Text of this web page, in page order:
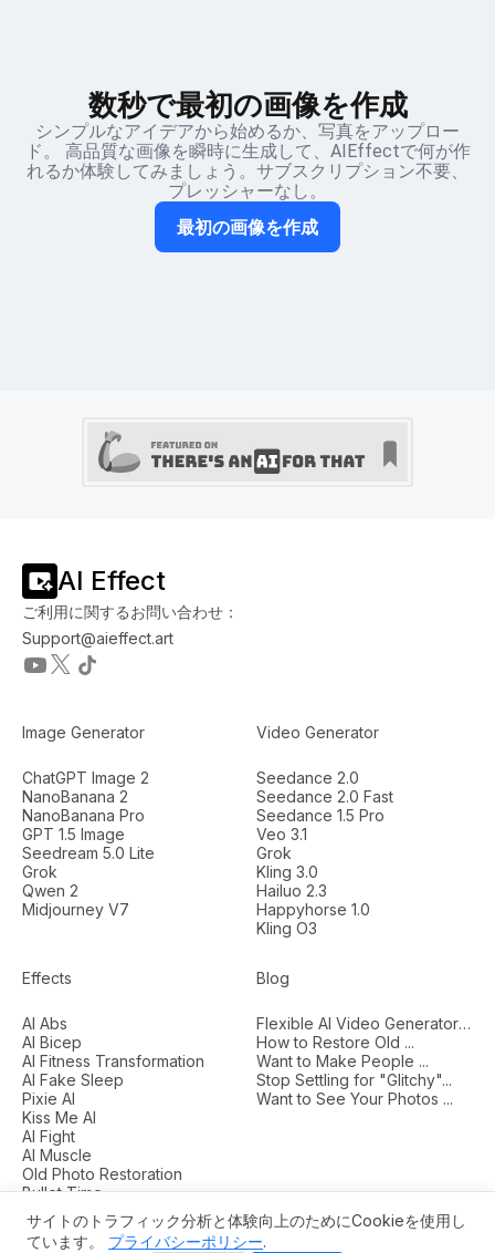
数秒で最初の画像を作成
シンプルなアイデアから始めるか、写真をアップロー
ド。 高品質な画像を瞬時に生成して、AIEffectで何が作
れるか体験してみましょう。サブスクリプション不要、
プレッシャーなし。
最初の画像を作成
AI Effect
ご利用に関するお問い合わせ：
Support@aieffect.art
Image Generator
ChatGPT Image 2
NanoBanana 2
NanoBanana Pro
GPT 1.5 Image
Seedream 5.0 Lite
Grok
Qwen 2
Midjourney V7
Video Generator
Seedance 2.0
Seedance 2.0 Fast
Seedance 1.5 Pro
Veo 3.1
Grok
Kling 3.0
Hailuo 2.3
Happyhorse 1.0
Kling O3
Effects
AI Abs
AI Bicep
AI Fitness Transformation
AI Fake Sleep
Pixie AI
Kiss Me AI
AI Fight
AI Muscle
Old Photo Restoration
Bullet Time
Blog
Flexible AI Video Generators...
How to Restore Old ...
Want to Make People ...
Stop Settling for "Glitchy"...
Want to See Your Photos ...
サイトのトラフィック分析と体験向上のためにCookieを使用し
ています。
プライバシーポリシー.